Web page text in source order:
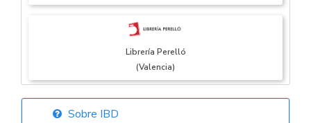
Librería Perelló
(Valencia)
Sobre IBD